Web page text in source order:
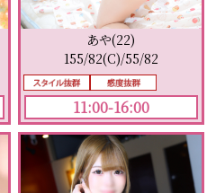
あや(22)
155/82(C)/55/82
11:00-16:00